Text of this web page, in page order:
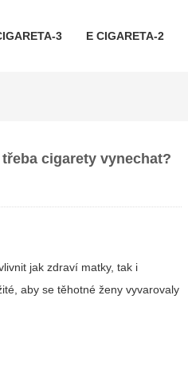
3 E CIGARETA-2
cigarety vynechat?
jak zdraví matky, tak i
aby se těhotné ženy vyvarovaly